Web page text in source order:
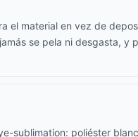
el material en vez de
se pela ni desgasta, y
sublimation: poliéster